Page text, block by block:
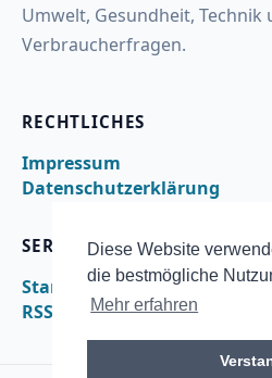
Diese Website
die bestmögliche
Mehr erfahren
Umwelt, Gesundheit, Technik
Verbraucherfragen.
RECHTLICHES
Impressum
Datenschutzerklärung
SERVICE
Startseite
RSS